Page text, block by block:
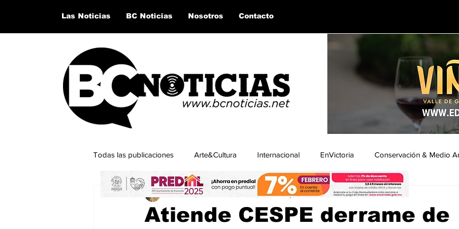
Las Noticias BC Noticias Nosotros Contacto
Todas las publicaciones Arte&Cultura Internacional EnVictoria Conservación & Medio
Lo último del momento San Quintín, BC Bahía de los Ángeles, BC Columnas Invitadas
Atiende CESPE derrame de
César Esparza Ramón|BCNoticias9 may1 min de lectura